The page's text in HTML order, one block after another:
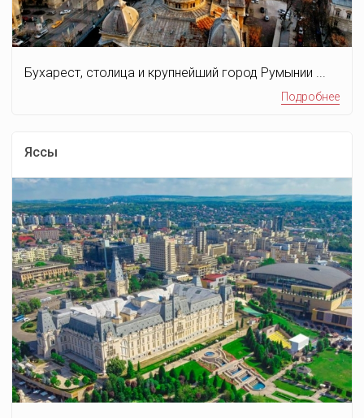
Бухарест, столица и крупнейший город Румынии ...
Подробнее
Яссы